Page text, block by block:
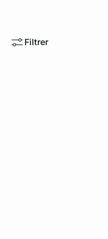
Filtrer